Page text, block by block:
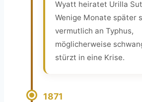
Wyatt heiratet Urilla
Wenige Monate später
vermutlich an Typhus,
möglicherweise
stürzt in eine Krise.
1871